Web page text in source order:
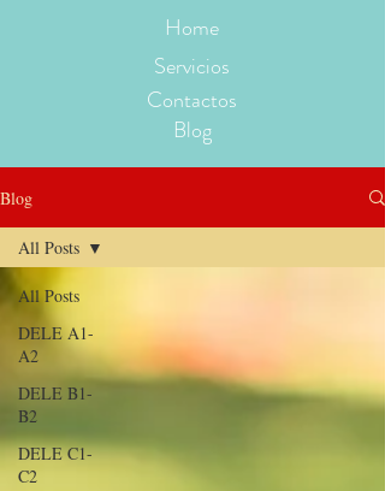
Home
Servicios
Contactos
Blog
Blog
All Posts
DELE A1-
A2
DELE B1-
B2
DELE C1-
C2
All Posts